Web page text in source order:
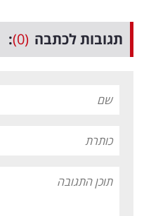
תגובות לכתבה (0)
: